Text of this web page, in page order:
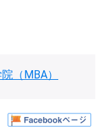
（MBA）